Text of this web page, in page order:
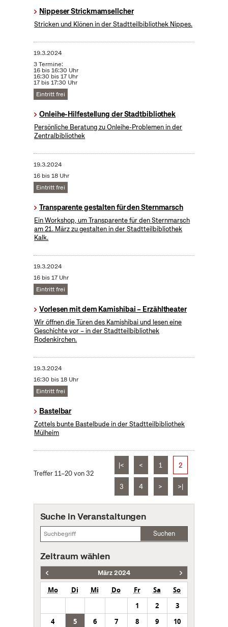
Nippeser Strickmamsellcher
Stricken und Klönen in der Stadtteilbibliothek Nippes.
19.3.2024
3 Termine:
16 bis 16:30 Uhr
16:30 bis 17 Uhr
17 bis 17:30 Uhr
Eintritt frei
Onleihe-Hilfestellung der Stadtbibliothek
Persönliche Beratung zu Onleihe-Problemen in der
Zentralbibliothek
19.3.2024
16 bis 18 Uhr
Eintritt frei
Transparente gestalten für den Sternmarsch
Ein Workshop, um Transparente für den Sternmarsch
am 21. März zu gestalten in der Stadtteilbibliothek
Kalk.
19.3.2024
16 bis 17 Uhr
Eintritt frei
Vorlesen mit dem Kamishibai – Erzähltheater
Wir öffnen die Türen des Kamishibai und lesen eine
Geschichte vor – in der Stadtteilbibliothek
Rodenkirchen.
19.3.2024
16:30 bis 18 Uhr
Eintritt frei
Bastelbar
Zottels bunte Bastelbude in der Stadtteilbibliothek
Mülheim
Treffer 11–20 von 32
|< < 1 2
3 4 > >|
Suche in Veranstaltungen
Suchen
Zeitraum wählen
März 2024
Mo Di Mi Do Fr Sa
So
1
2
3
4
5 6 7 8 9
10